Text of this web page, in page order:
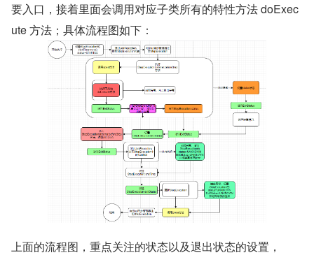
要入口，接着里面会调用对应子类所有的特性方法 doExec
ute 方法；具体流程图如下：
上面的流程图，重点关注的状态以及退出状态的设置，